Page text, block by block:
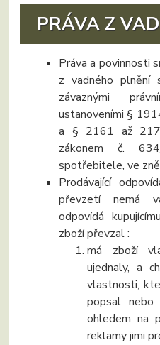
PRÁVA Z
Práva a povinnosti
z vadného plnění
závaznými
ustanoveními §
a § 2161 až
zákonem č.
spotřebitele, ve
Prodávající
převzetí nemá
odpovídá
zboží převzal :
má zboží
ujednaly, a
vlastnosti,
popsal
ohledem na
reklamy jimi